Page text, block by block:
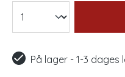
På lager - 1-3 dages